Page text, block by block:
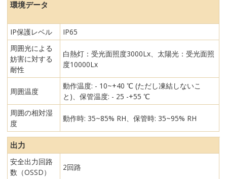
環境データ
IP保護レベル
IP65
周囲光による
妨害に対する
耐性
白熱灯：受光面照度3000Lx、太陽光：受光面照
度10000Lx
周囲温度
動作温度: - 10~+40 ℃ (ただし凍結しないこ
と)、保管温度: - 25 -+55 ℃
周囲の相対湿
度
動作時: 35~85% RH、保管時: 35~95% RH
出力
安全出力回路
数（OSSD）
2回路